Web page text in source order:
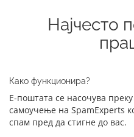
Најчесто
Како функционира?
Е-поштата се насочува
самоучење на SpamExperts
спам пред да стигне до вас.